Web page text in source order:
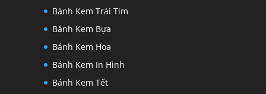
Bánh Kem Trái Tim
Bánh Kem Bựa
Bánh Kem Hoa
Bánh Kem In Hình
Bánh Kem Tết